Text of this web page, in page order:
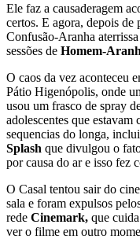
Ele faz a causaderagem
certos. E agora, depois
Confusão-Aranha
sessões de Homem-
O caos da vez aconteceu
Pátio Higenópolis, onde
usou um frasco de spray
adolescentes que
sequencias do longa,
Splash que divulgou o
por causa do ar e isso fez
O Casal tentou sair do
sala e foram expulsos
rede Cinemark, que
ver o filme em outro